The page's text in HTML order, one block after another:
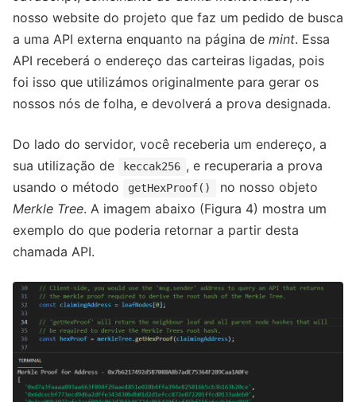
nosso website do projeto que faz um pedido de busca
a uma API externa enquanto na página de mint. Essa
API receberá o endereço das carteiras ligadas, pois
foi isso que utilizámos originalmente para gerar os
nossos nós de folha, e devolverá a prova designada.
Do lado do servidor, você receberia um endereço, a
sua utilização de
keccak256 , e recuperaria a prova
usando o método
getHexProof()
no nosso objeto
Merkle Tree. A imagem abaixo (Figura 4) mostra um
exemplo do que poderia retornar a partir desta
chamada API.